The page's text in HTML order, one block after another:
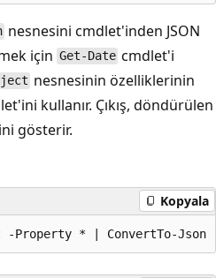
nesnesinicmdlet'inden JSON
için Get-Date cmdlet'i
nesnesinin özelliklerinin
kullanır. Çıkış, döndürülen
gösterir.
Kopyala